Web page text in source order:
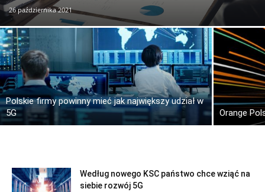
26 października 2021
Polskie firmy powinny mieć jak największy udział w
5G
Orange
Według nowego KSC państwo chce wziąć na
siebie rozwój 5G